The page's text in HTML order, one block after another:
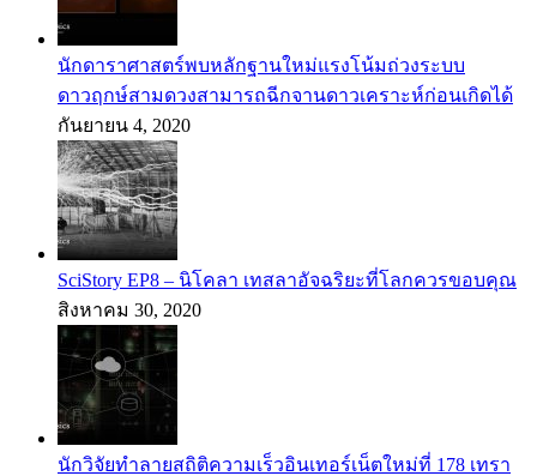
นักดาราศาสตร์พบหลักฐานใหม่แรงโน้มถ่วงระบบ
ดาวฤกษ์สามดวงสามารถฉีกจานดาวเคราะห์ก่อนเกิดได้
กันยายน 4, 2020
SciStory EP8 – นิโคลา เทสลาอัจฉริยะที่โลกควรขอบคุณ
สิงหาคม 30, 2020
นักวิจัยทำลายสถิติความเร็วอินเทอร์เน็ตใหม่ที่ 178 เทรา